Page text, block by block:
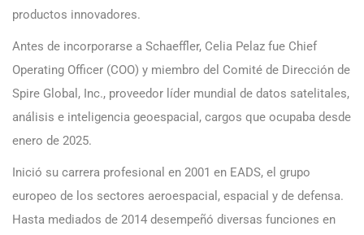
productos innovadores.
Antes de incorporarse a Schaeffler, Celia Pelaz fue Chief
Operating Officer (COO) y miembro del Comité de Dirección de
Spire Global, Inc., proveedor líder mundial de datos satelitales,
análisis e inteligencia geoespacial, cargos que ocupaba desde
enero de 2025.
Inició su carrera profesional en 2001 en EADS, el grupo
europeo de los sectores aeroespacial, espacial y de defensa.
Hasta mediados de 2014 desempeñó diversas funciones en